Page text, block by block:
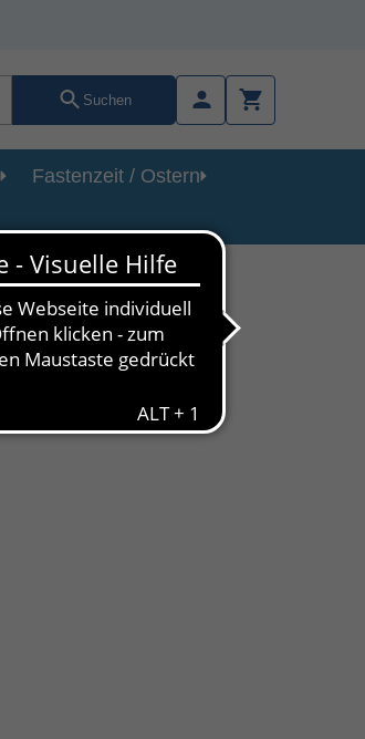
Suchen
Fastenzeit / Ostern